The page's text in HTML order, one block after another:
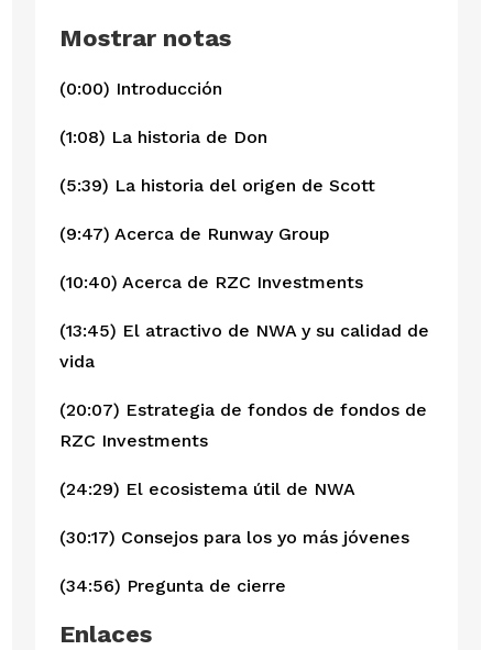
Mostrar notas
(0:00) Introducción
(1:08) La historia de Don
(5:39) La historia del origen de Scott
(9:47) Acerca de Runway Group
(10:40) Acerca de RZC Investments
(13:45) El atractivo de NWA y su calidad de
vida
(20:07) Estrategia de fondos de fondos de
RZC Investments
(24:29) El ecosistema útil de NWA
(30:17) Consejos para los yo más jóvenes
(34:56) Pregunta de cierre
Enlaces